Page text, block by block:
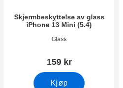
Skjermbeskyttelse av glass
iPhone 13 Mini (5.4)
Varenummer 41914
Glass
159 kr
Kjøp